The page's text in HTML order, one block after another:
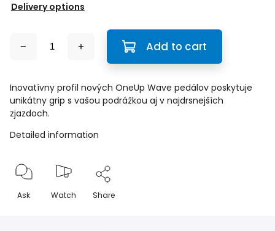
Delivery options
Add to cart
Inovatívny profil nových OneUp Wave pedálov poskytuje
unikátny grip s vašou podrážkou aj v najdrsnejších
zjazdoch.
Detailed information
Ask Watch Share